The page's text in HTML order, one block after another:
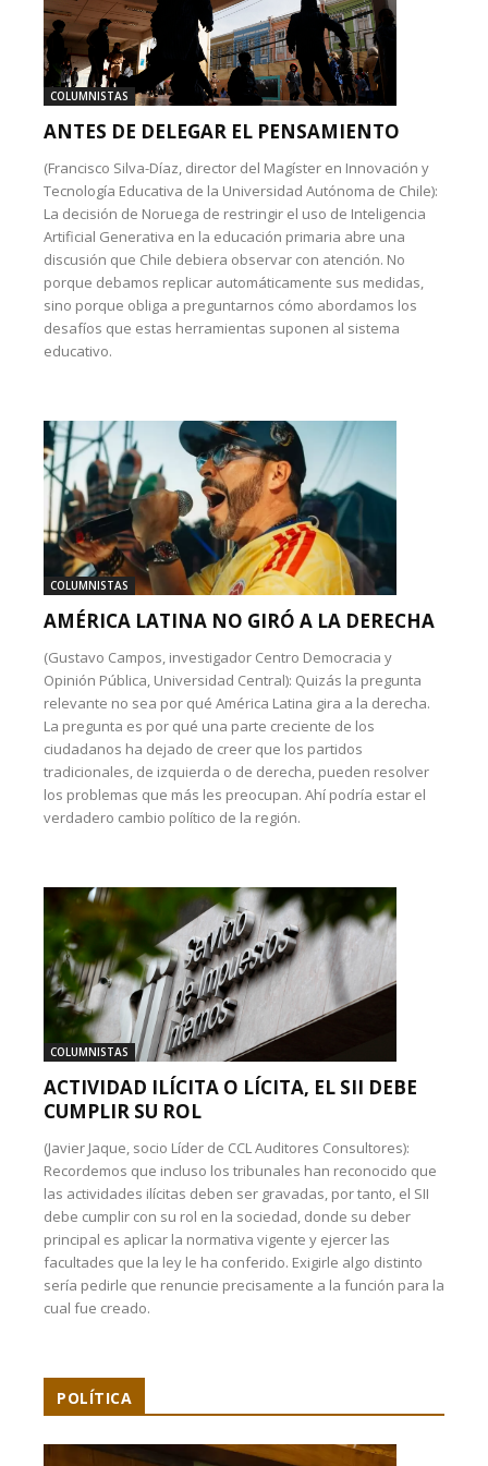
COLUMNISTAS
ANTES DE DELEGAR EL PENSAMIENTO
(Francisco Silva-Díaz, director del Magíster en Innovación y
Tecnología Educativa de la Universidad Autónoma de Chile):
La decisión de Noruega de restringir el uso de Inteligencia
Artificial Generativa en la educación primaria abre una
discusión que Chile debiera observar con atención. No
porque debamos replicar automáticamente sus medidas,
sino porque obliga a preguntarnos cómo abordamos los
desafíos que estas herramientas suponen al sistema
educativo.
COLUMNISTAS
AMÉRICA LATINA NO GIRÓ A LA DERECHA
(Gustavo Campos, investigador Centro Democracia y
Opinión Pública, Universidad Central): Quizás la pregunta
relevante no sea por qué América Latina gira a la derecha.
La pregunta es por qué una parte creciente de los
ciudadanos ha dejado de creer que los partidos
tradicionales, de izquierda o de derecha, pueden resolver
los problemas que más les preocupan. Ahí podría estar el
verdadero cambio político de la región.
COLUMNISTAS
ACTIVIDAD ILÍCITA O LÍCITA, EL SII DEBE
CUMPLIR SU ROL
(Javier Jaque, socio Líder de CCL Auditores Consultores):
Recordemos que incluso los tribunales han reconocido que
las actividades ilícitas deben ser gravadas, por tanto, el SII
debe cumplir con su rol en la sociedad, donde su deber
principal es aplicar la normativa vigente y ejercer las
facultades que la ley le ha conferido. Exigirle algo distinto
sería pedirle que renuncie precisamente a la función para la
cual fue creado.
POLÍTICA